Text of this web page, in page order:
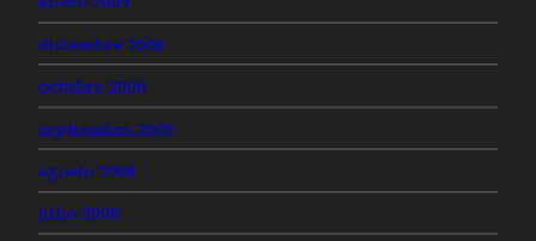
diciembre 2008
octubre 2008
septiembre 2008
agosto 2008
julio 2008